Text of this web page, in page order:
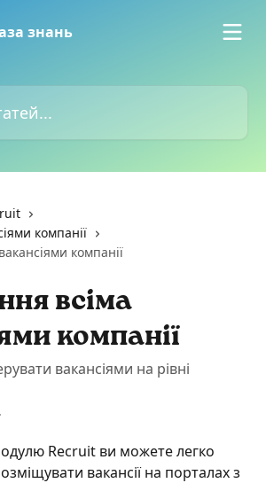
компанії
компанії
всіма
компанії
вакансіями на рівні
Recruit ви можете легко
вакансії на порталах з